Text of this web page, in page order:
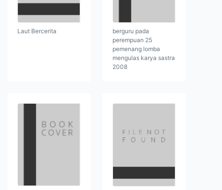
Laut Bercerita
berguru pada
perempuan 25
pemenang lomba
mengulas karya sastra
2008